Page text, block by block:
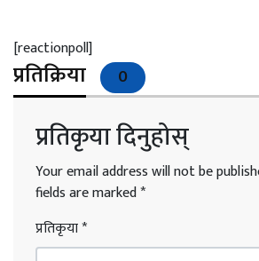
[reactionpoll]
प्रतिक्रिया 0
प्रतिकृया दिनुहोस्
Your email address will not be
fields are marked*
प्रतिकृया*